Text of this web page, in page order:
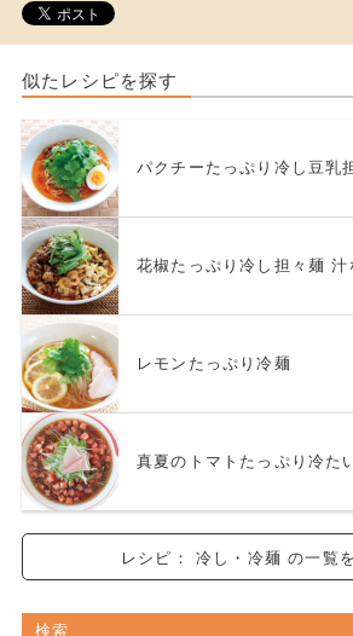
似たレシピを探す
パクチーたっぷり冷し豆
花椒たっぷり冷し担々麺
レモンたっぷり冷麺
真夏のトマトたっぷり冷た
レシピ： 冷し・冷麺
検索